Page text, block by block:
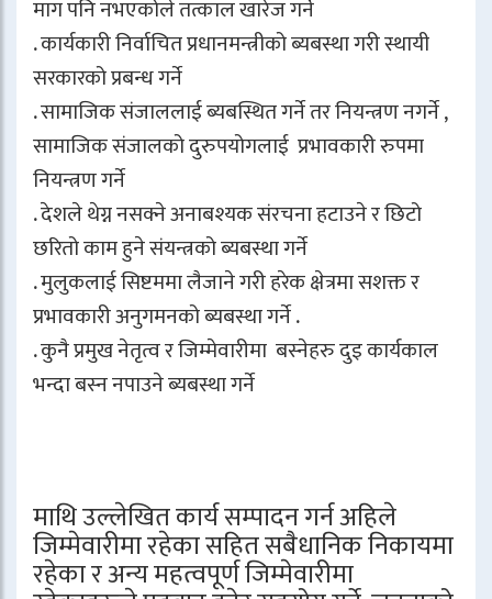
माग पनि नभएकोले तत्काल खारेज गर्ने
. कार्यकारी निर्वाचित प्रधानमन्त्रीको ब्यबस्था गरी स्थायी
सरकारको प्रबन्ध गर्ने
. सामाजिक संजाललाई ब्यबस्थित गर्ने तर नियन्त्रण नगर्ने ,
सामाजिक संजालको दुरुपयोगलाई प्रभावकारी रुपमा
नियन्त्रण गर्ने
. देशले थेग्न नसक्ने अनाबश्यक संरचना हटाउने र छिटो
छरितो काम हुने संयन्त्रको ब्यबस्था गर्ने
. मुलुकलाई सिष्टममा लैजाने गरी हरेक क्षेत्रमा सशक्त र
प्रभावकारी अनुगमनको ब्यबस्था गर्ने .
. कुनै प्रमुख नेतृत्व र जिम्मेवारीमा बस्नेहरु दुइ कार्यकाल
भन्दा बस्न नपाउने ब्यबस्था गर्ने
माथि उल्लेखित कार्य सम्पादन गर्न अहिले
जिम्मेवारीमा रहेका सहित सबैधानिक निकायमा
रहेका र अन्य महत्वपूर्ण जिम्मेवारीमा